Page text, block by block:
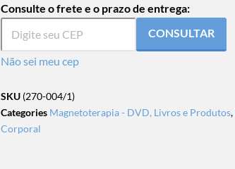
Consulte o frete e o prazo de entrega:
CONSULTAR
Não sei meu cep
SKU (270-004/1)
Categories Magnetoterapia - DVD, Livros e Produtos,
Corporal